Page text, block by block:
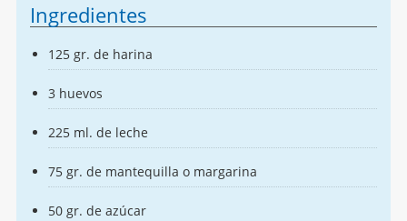
Ingredientes
125 gr. de harina
3 huevos
225 ml. de leche
75 gr. de mantequilla o margarina
50 gr. de azúcar